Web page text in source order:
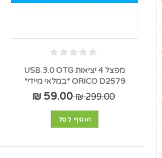
מפצל 4 יציאות USB 3.0 OTG
ORICO D2579 *במלאי מיידי*
299.00 ₪
59.00 ₪
הוסף לסל